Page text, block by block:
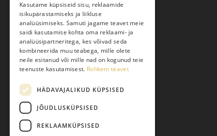
Kauba kohaletoimetamine
Toodete tellimine
Maksmine
Järelmaks
Pretensiooni esitamine
Isikuandmete töötlemine
Kasutame küpsiseid sisu, reklaamide
isikupärastamiseks ja liikluse
analüüsimiseks. Samuti jagame teavet meie
saidi kasutamise kohta oma reklaami- ja
analüüsipartneritega, kes võivad seda
kombineerida muu teabega, mille olete
neile esitanud või mille nad on kogunud teie
teenuste kasutamisest. Rohkem teavet
HÄDAVAJALIKUD KÜPSISED
JÕUDLUSKÜPSISED
REKLAAMKÜPSISED